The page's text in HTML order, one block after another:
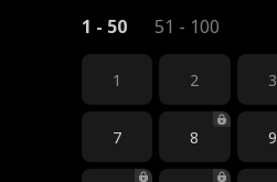
1 - 50 51 - 100
1 2 3
7 8 9